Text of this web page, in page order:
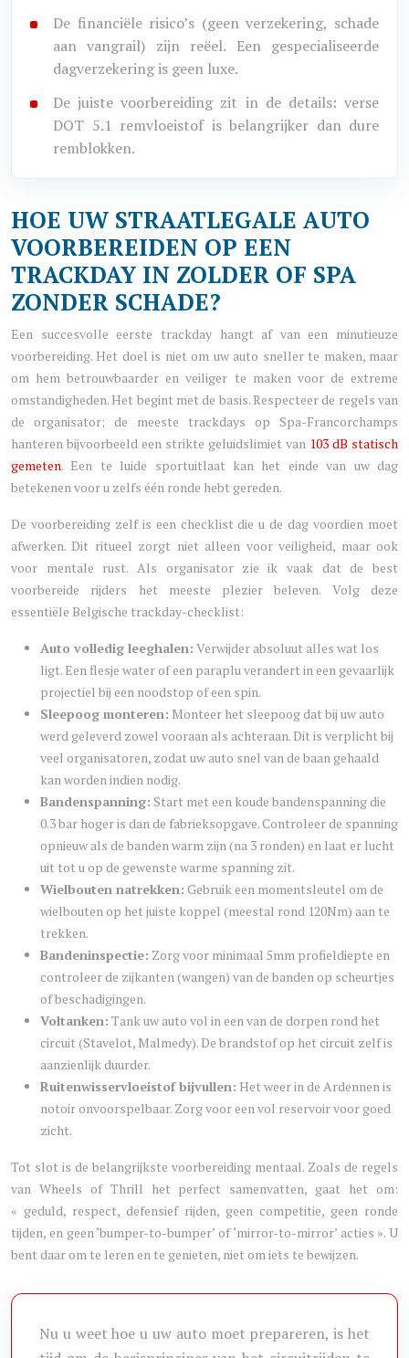
De financiële risico’s (geen verzekering, schade
aan vangrail) zijn reëel. Een gespecialiseerde
dagverzekering is geen luxe.
De juiste voorbereiding zit in de details: verse
DOT 5.1 remvloeistof is belangrijker dan dure
remblokken.
HOE UW STRAATLEGALE AUTO
VOORBEREIDEN OP EEN
TRACKDAY IN ZOLDER OF SPA
ZONDER SCHADE?
Een succesvolle eerste trackday hangt af van een minutieuze
voorbereiding. Het doel is niet om uw auto sneller te maken, maar
om hem betrouwbaarder en veiliger te maken voor de extreme
omstandigheden. Het begint met de basis. Respecteer de regels van
de organisator; de meeste trackdays op Spa-Francorchamps
hanteren bijvoorbeeld een strikte geluidslimiet van 103 dB statisch
gemeten. Een te luide sportuitlaat kan het einde van uw dag
betekenen voor u zelfs één ronde hebt gereden.
De voorbereiding zelf is een checklist die u de dag voordien moet
afwerken. Dit ritueel zorgt niet alleen voor veiligheid, maar ook
voor mentale rust. Als organisator zie ik vaak dat de best
voorbereide rijders het meeste plezier beleven. Volg deze
essentiële Belgische trackday-checklist:
Auto volledig leeghalen: Verwijder absoluut alles wat los
ligt. Een flesje water of een paraplu verandert in een gevaarlijk
projectiel bij een noodstop of een spin.
Sleepoog monteren: Monteer het sleepoog dat bij uw auto
werd geleverd zowel vooraan als achteraan. Dit is verplicht bij
veel organisatoren, zodat uw auto snel van de baan gehaald
kan worden indien nodig.
Bandenspanning: Start met een koude bandenspanning die
0.3 bar hoger is dan de fabrieksopgave. Controleer de spanning
opnieuw als de banden warm zijn (na 3 ronden) en laat er lucht
uit tot u op de gewenste warme spanning zit.
Wielbouten natrekken: Gebruik een momentsleutel om de
wielbouten op het juiste koppel (meestal rond 120Nm) aan te
trekken.
Bandeninspectie: Zorg voor minimaal 5mm profieldiepte en
controleer de zijkanten (wangen) van de banden op scheurtjes
of beschadigingen.
Voltanken: Tank uw auto vol in een van de dorpen rond het
circuit (Stavelot, Malmedy). De brandstof op het circuit zelf is
aanzienlijk duurder.
Ruitenwisservloeistof bijvullen: Het weer in de Ardennen is
notoir onvoorspelbaar. Zorg voor een vol reservoir voor goed
zicht.
Tot slot is de belangrijkste voorbereiding mentaal. Zoals de regels
van Wheels of Thrill het perfect samenvatten, gaat het om:
« geduld, respect, defensief rijden, geen competitie, geen ronde
tijden, en geen ‘bumper-to-bumper’ of ‘mirror-to-mirror’ acties ». U
bent daar om te leren en te genieten, niet om iets te bewijzen.
Nu u weet hoe u uw auto moet prepareren, is het